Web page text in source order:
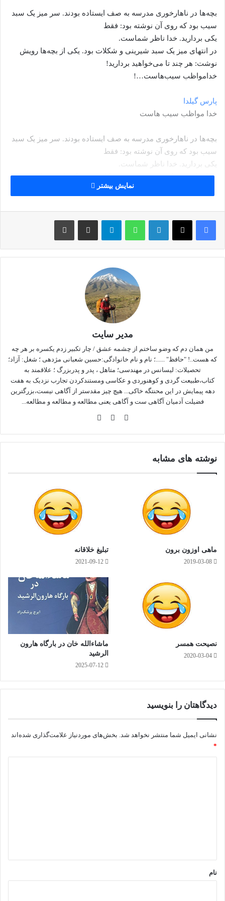
بچه‌ها در ناهارخورى مدرسه به صف ايستاده بودند. سر ميز يک سبد
سيب بود که روى آن نوشته بود: فقط
يکى برداريد. خدا ناظر شماست.
در انتهاى ميز يک سبد شيرينى و شکلات بود. يکى از بچه‌ها رويش
نوشت: هر چند تا مى‌خواهيد برداريد!
خدامواظب سيب‌هاست…!
پارس گیلدا
خدا مواظب سیب هاست
بچه‌ها در ناهارخورى مدرسه به صف ايستاده بودند. سر ميز يک سبد
سيب بود که روى آن نوشته بود: فقط
يکى برداريد. خدا ناظر شماست.
در انتهاى ميز يک سبد شيرينى و شکلات بود. يکى از بچه‌ها رويش
نوشت: هر چند تا مى‌خواهيد برداريد!
مطالب بیشتر
نمایش بیشتر
لینکداین واتس آپ تلگرام اشتراک گذاری با ایمیل
مدیر سایت
من همان دم که وضو ساختم از چشمه عشق / چار تکبیر زدم یکسره بر هر چه
که هست..! "حافظ" ......؛ نام و نام خانوادگی:حسین شعبانی مژدهی ؛ شغل: آزاد؛
تحصیلات: لیسانس در مهندسی؛ متاهل ، پدر و پدربزرگ ؛ علاقمند به
کتاب،طبیعت گردی و کوهنوردی و عکاسی ومستندکردن تجارب نزدیک به هفت
دهه پیمایش در این محنتگه خاکی... هیچ چیز مقدستر از آگاهی نیست،بزرگترین
فضیلت آدمیان آگاهی ست و آگاهی یعنی مطالعه و مطالعه و مطالعه...
وبس
فی
وک گرا
نوشته های مشابه
ماهی اوزون برون
2019-03-08
تبلیغ خلاقانه
2021-09-12
نصیحت همسر
2020-03-04
ماشاءالله خان در بارگاه هارون
الرشید
2025-07-12
دیدگاهتان را بنویسید
نشانی ایمیل شما منتشر نخواهد شد. بخش‌های موردنیاز علامت‌گذاری شده‌اند
*
نام